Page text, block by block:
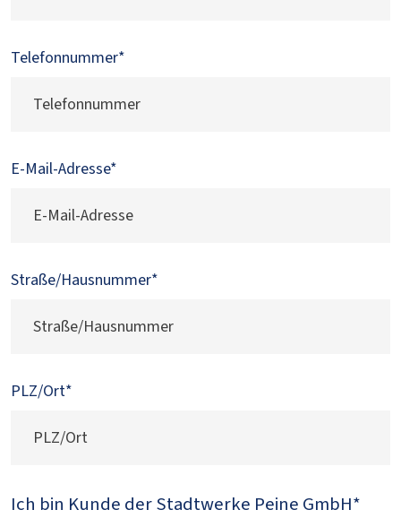
Telefonnummer*
E-Mail-Adresse*
Straße/Hausnummer*
PLZ/Ort*
Ich bin Kunde der Stadtwerke Peine GmbH*